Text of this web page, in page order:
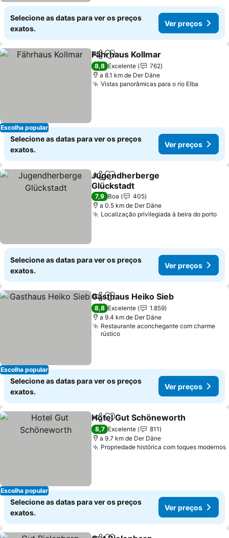
Selecione as datas para ver os preços
exatos.
Ver preços
Escolha popular
PartilharAdicionar aos favoritos
Fährhaus Kollmar
8,8 Excelente
762
a 8.1 km de Der Däne
Vistas panorâmicas para o rio Elba
Selecione as datas para ver os preços
exatos.
Ver preços
PartilharAdicionar aos favoritos
Jugendherberge
Glückstadt
7,9 Boa
405
a 0.5 km de Der Däne
Localização privilegiada à beira do porto
Selecione as datas para ver os preços
exatos.
Ver preços
Escolha popular
PartilharAdicionar aos favoritos
Gasthaus Heiko Sieb
8,8 Excelente
1.859
a 9.4 km de Der Däne
Restaurante aconchegante com charme
rústico
Selecione as datas para ver os preços
exatos.
Ver preços
Escolha popular
PartilharAdicionar aos favoritos
Hotel Gut Schöneworth
8,7 Excelente
811
a 9.7 km de Der Däne
Propriedade histórica com toques modernos
Selecione as datas para ver os preços
exatos.
Ver preços